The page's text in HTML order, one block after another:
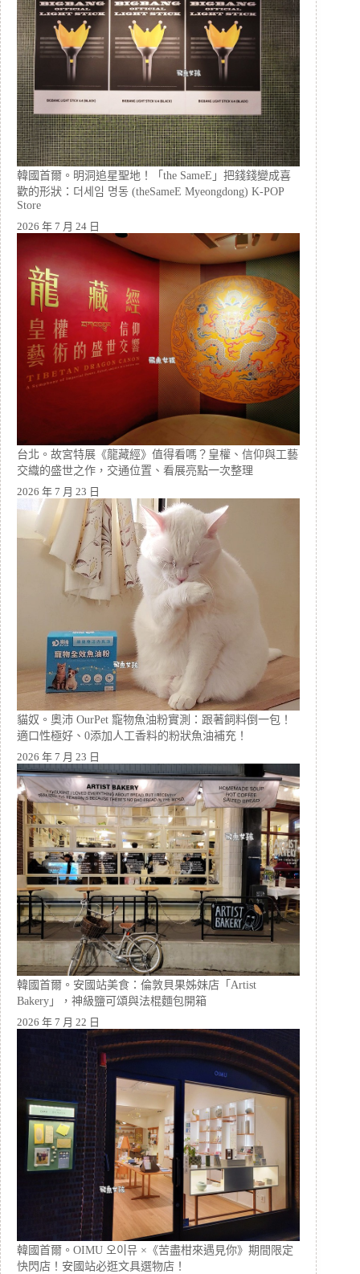
韓國首爾。明洞追星聖地！「the SameE」把錢錢變成喜
歡的形狀：더세임 명동 (theSameE Myeongdong) K-POP
Store
2026 年 7 月 24 日
台北。故宮特展《龍藏經》值得看嗎？皇權、信仰與工藝
交織的盛世之作，交通位置、看展亮點一次整理
2026 年 7 月 23 日
貓奴。奧沛 OurPet 寵物魚油粉實測：跟著飼料倒一包！
適口性極好、0添加人工香料的粉狀魚油補充！
2026 年 7 月 23 日
韓國首爾。安國站美食：倫敦貝果姊妹店「Artist
Bakery」，神級鹽可頌與法棍麵包開箱
2026 年 7 月 22 日
韓國首爾。OIMU 오이뮤 ×《苦盡柑來遇見你》期間限定
快閃店！安國站必逛文具選物店！